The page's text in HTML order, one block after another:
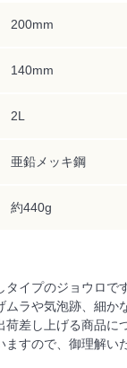
200mm
140mm
2L
亜鉛メッキ鋼
約440g
イプのジョウロです
ラや気泡跡、細か
荷差し上げる商品に
ますので、御理解い